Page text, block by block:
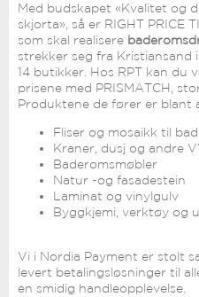
Med budskapet «Kvalitet og
skjorta», så er RIGHT PRICE
som skal realisere
strekker seg fra Kristiansand
14 butikker. Hos RPT kan
prisene med PRISMATCH,
Produktene de fører er blant
Fliser og mosaikk til
Kraner, dusj og andre
Baderomsmøbler
Natur -og fasadestein
Laminat og vinylgulv
Byggkjemi, verktøy og
Vi i Nordia Payment er stolt
levert betalingsløsninger til
en smidig handleopplevelse.